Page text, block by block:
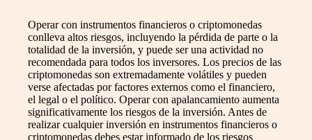
Operar con instrumentos financieros o criptomonedas
conlleva altos riesgos, incluyendo la pérdida de parte o la
totalidad de la inversión, y puede ser una actividad no
recomendada para todos los inversores. Los precios de las
criptomonedas son extremadamente volátiles y pueden
verse afectadas por factores externos como el financiero,
el legal o el político. Operar con apalancamiento aumenta
significativamente los riesgos de la inversión. Antes de
realizar cualquier inversión en instrumentos financieros o
criptomonedas debes estar informado de los riesgos